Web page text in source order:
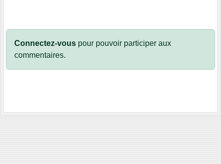
Connectez-vous pour pouvoir participer aux
commentaires.